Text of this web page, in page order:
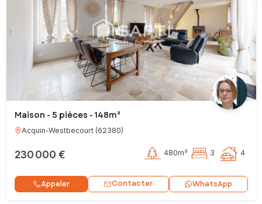
Maison - 5 pièces - 148m²
Acquin-Westbecourt(62380)
230 000 € 480m² 3 4
Appeler Contacter WhatsApp